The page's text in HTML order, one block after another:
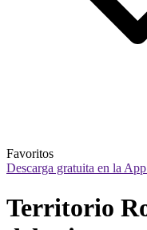
Favoritos
Descarga gratuita en la
Territorio